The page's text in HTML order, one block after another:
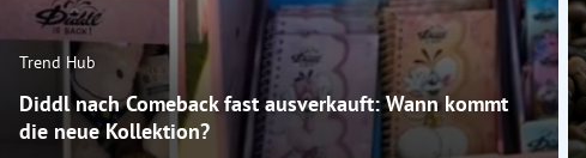
Trend Hub
Diddl nach Comeback fast ausverkauft: Wann kommt
die neue Kollektion?